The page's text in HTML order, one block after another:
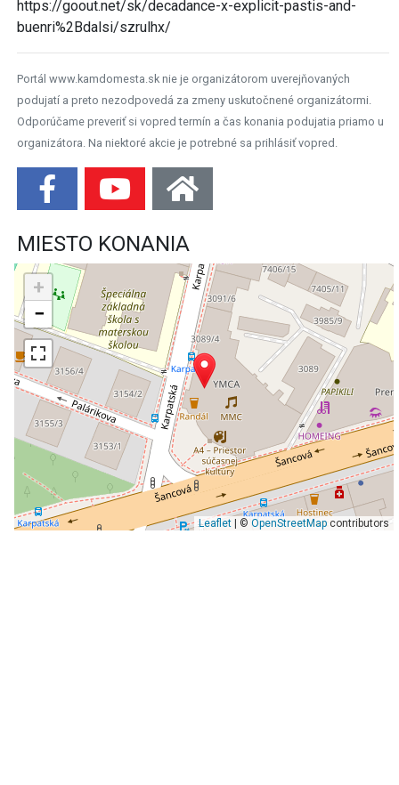
https://goout.net/sk/decadance-x-explicit-pastis-and-
buenri%2Bdalsi/szrulhx/
Portál www.kamdomesta.sk nie je organizátorom uverejňovaných
podujatí a preto nezodpovedá za zmeny uskutočnené organizátormi.
Odporúčame preveriť si vopred termín a čas konania podujatia priamo u
organizátora. Na niektoré akcie je potrebné sa prihlásiť vopred.
MIESTO KONANIA
+
−
Leaflet| © OpenStreetMapcontributors